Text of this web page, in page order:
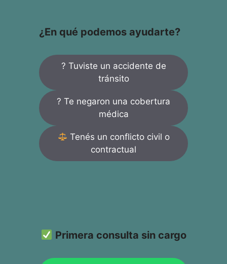
¿En qué podemos ayudarte?
? Tuviste un accidente de
tránsito
? Te negaron una cobertura
médica
Tenés un conflicto civil o
contractual
Primera consulta sin cargo